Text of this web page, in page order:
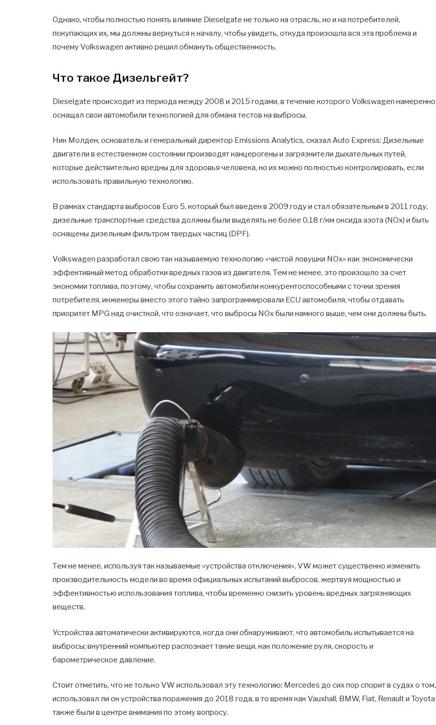
Однако, чтобы полностью понять влияние Dieselgate не только на отрасль, но и на потребителей,
покупающих их, мы должны вернуться к началу, чтобы увидеть, откуда произошла вся эта проблема и
почему Volkswagen активно решил обмануть общественность.
Что такое Дизельгейт?
Dieselgate происходит из периода между 2008 и 2015 годами, в течение которого Volkswagen намеренно
оснащал свои автомобили технологией для обмана тестов на выбросы.
Ник Молден, основатель и генеральный директор Emissions Analytics, сказал Auto Express: Дизельные
двигатели в естественном состоянии производят канцерогены и загрязнители дыхательных путей,
которые действительно вредны для здоровья человека, но их можно полностью контролировать, если
использовать правильную технологию.
В рамках стандарта выбросов Euro 5, который был введен в 2009 году и стал обязательным в 2011 году,
дизельные транспортные средства должны были выделять не более 0,18 г/км оксида азота (NOx) и быть
оснащены дизельным фильтром твердых частиц (DPF).
Volkswagen разработал свою так называемую технологию «чистой ловушки NOx» как экономически
эффективный метод обработки вредных газов из двигателя. Тем не менее, это произошло за счет
экономии топлива, поэтому, чтобы сохранить автомобили конкурентоспособными с точки зрения
потребителя, инженеры вместо этого тайно запрограммировали ECU автомобиля, чтобы отдавать
приоритет MPG над очисткой, что означает, что выбросы NOx были намного выше, чем они должны быть.
Тем не менее, используя так называемые «устройства отключения», VW может существенно изменить
производительность модели во время официальных испытаний выбросов, жертвуя мощностью и
эффективностью использования топлива, чтобы временно снизить уровень вредных загрязняющих
веществ.
Устройства автоматически активируются, когда они обнаруживают, что автомобиль испытывается на
выбросы; внутренний компьютер распознает такие вещи, как положение руля, скорость и
барометрическое давление.
Стоит отметить, что не только VW использовал эту технологию; Mercedes до сих пор спорит в судах о том,
использовал ли он устройства поражения до 2018 года, в то время как Vauxhall, BMW, Fiat, Renault и Toyota
также были в центре внимания по этому вопросу.